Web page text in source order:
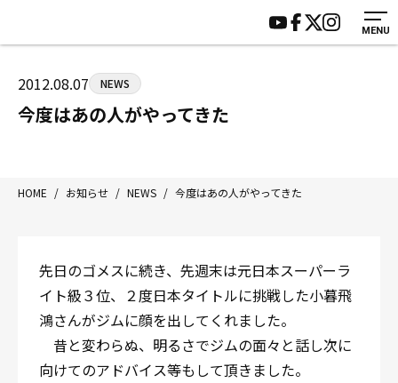
MENU
八王子中屋ボクシングジム
〒192-0072 東京都八王子市南町3-8 第2原嶋ビル1F
Tel/Fax：042-622-7222
営業時間：月〜土 14:00〜22:00 / 日・祝 14:00〜19:00
HOME
ジムについて
トレーニング
入会案内
施設紹介
サポーター募集
2012.08.07 NEWS
今度はあの人がやってきた
HOME / お知らせ / NEWS / 今度はあの人がやってきた
先日のゴメスに続き、先週末は元日本スーパーラ
イト級３位、２度日本タイトルに挑戦した小暮飛
鴻さんがジムに顔を出してくれました。
昔と変わらぬ、明るさでジムの面々と話し次に
向けてのアドバイス等もして頂きました。